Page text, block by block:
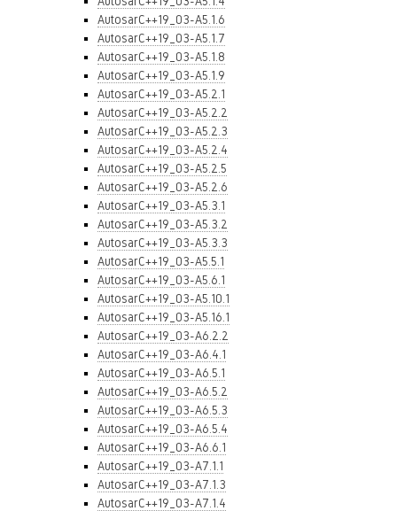
AutosarC++19_03-A5.1.6
AutosarC++19_03-A5.1.7
AutosarC++19_03-A5.1.8
AutosarC++19_03-A5.1.9
AutosarC++19_03-A5.2.1
AutosarC++19_03-A5.2.2
AutosarC++19_03-A5.2.3
AutosarC++19_03-A5.2.4
AutosarC++19_03-A5.2.5
AutosarC++19_03-A5.2.6
AutosarC++19_03-A5.3.1
AutosarC++19_03-A5.3.2
AutosarC++19_03-A5.3.3
AutosarC++19_03-A5.5.1
AutosarC++19_03-A5.6.1
AutosarC++19_03-A5.10.1
AutosarC++19_03-A5.16.1
AutosarC++19_03-A6.2.2
AutosarC++19_03-A6.4.1
AutosarC++19_03-A6.5.1
AutosarC++19_03-A6.5.2
AutosarC++19_03-A6.5.3
AutosarC++19_03-A6.5.4
AutosarC++19_03-A6.6.1
AutosarC++19_03-A7.1.1
AutosarC++19_03-A7.1.3
AutosarC++19_03-A7.1.4